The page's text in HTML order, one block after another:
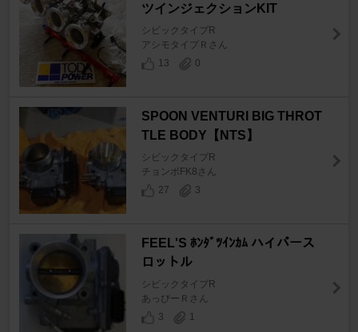
ツインジェクションKIT
シビックタイプR
アシモタイプＲさん
13
0
SPOON VENTURI BIG THROT
TLE BODY【NTS】
シビックタイプR
チョンボFK8さん
27
3
FEEL'S ﾎﾝﾀﾞﾂｲﾝｶﾑ ハイパース
ロットル
シビックタイプR
あっぴーＲさん
3
1